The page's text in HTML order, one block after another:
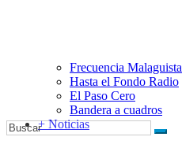
Frecuencia Malaguista
Hasta el Fondo Radio
El Paso Cero
Bandera a cuadros
+ Noticias